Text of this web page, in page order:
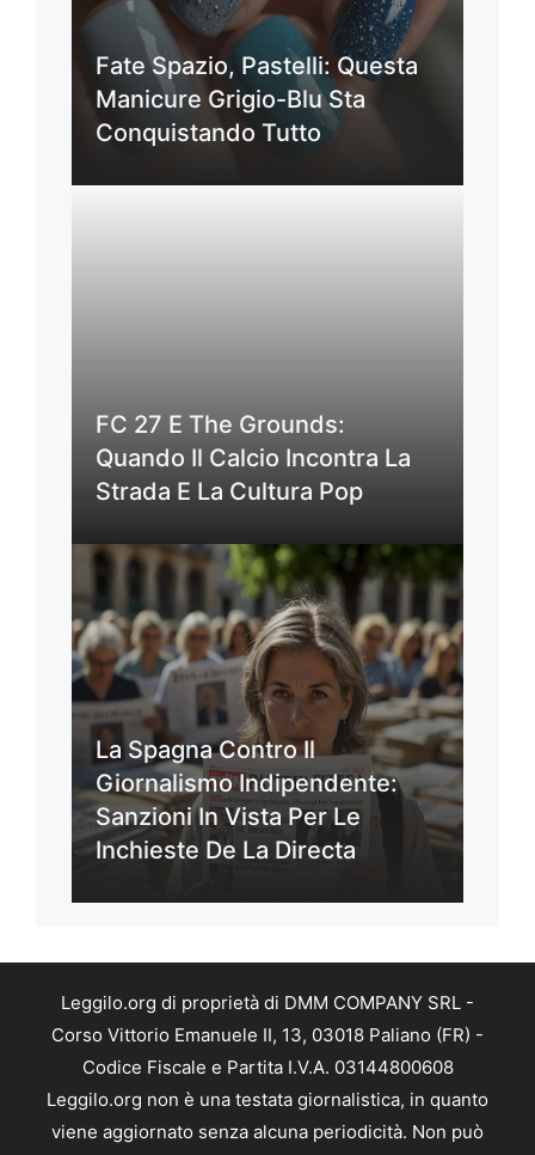
Fate Spazio, Pastelli: Questa
Manicure Grigio-Blu Sta
Conquistando Tutto
FC 27 E The Grounds:
Quando Il Calcio Incontra La
Strada E La Cultura Pop
La Spagna Contro Il
Giornalismo Indipendente:
Sanzioni In Vista Per Le
Inchieste De La Directa
Leggilo.org di proprietà di DMM COMPANY SRL -
Corso Vittorio Emanuele II, 13, 03018 Paliano (FR) -
Codice Fiscale e Partita I.V.A. 03144800608
Leggilo.org non è una testata giornalistica, in quanto
viene aggiornato senza alcuna periodicità. Non può